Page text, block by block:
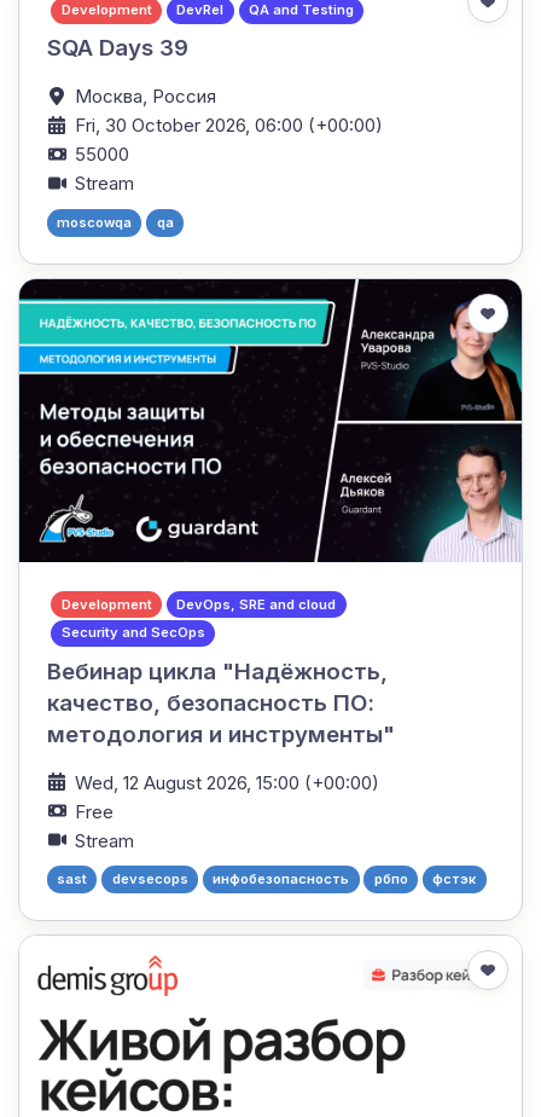
Development DevRel QA and Testing
SQA Days 39
Москва, Россия
Fri, 30 October 2026, 06:00 (+00:00)
55000
Stream
moscowqa qa
Development
DevOps, SRE and cloud
Security and SecOps
Вебинар цикла "Надёжность,
качество, безопасность ПО:
методология и инструменты"
Wed, 12 August 2026, 15:00 (+00:00)
Free
Stream
sast devsecops инфобезопасность рбпо фстэк